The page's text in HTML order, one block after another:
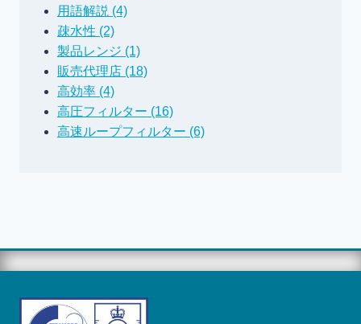
用語解説 (4)
疎水性 (2)
製品レンジ (1)
販売代理店 (18)
高効率 (4)
高圧フィルター (16)
高速ループフィルター (6)